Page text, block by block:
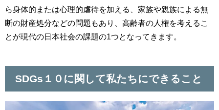
ら身体的または心理的虐待を加える、家族や親族による無
断の財産処分などの問題もあり、高齢者の人権を考えるこ
とが現代の日本社会の課題の1つとなってきます。
SDGs１０に関して私たちにできること